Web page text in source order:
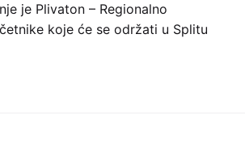
je Plivaton – Regionalno
koje će se održati u Splitu